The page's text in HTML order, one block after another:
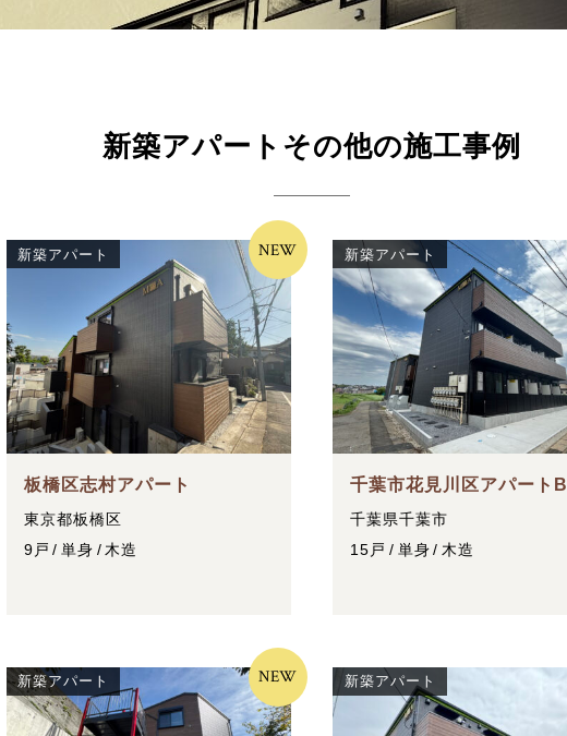
新築アパートその他の施工事例
新築アパート
板橋区志村アパート
東京都板橋区
9戸
単身 木造
NEW 新築アパート
千葉市花見川区アパートB
千葉県千葉市
15戸
単身 木造
新築アパート NEW 新築アパート